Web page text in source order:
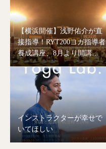
【横浜開催】浅野佑介が直
接指導！RYT200ヨガ指導者
養成講座、8月より開講し
ます。
インストラクターが幸せで
いてほしい